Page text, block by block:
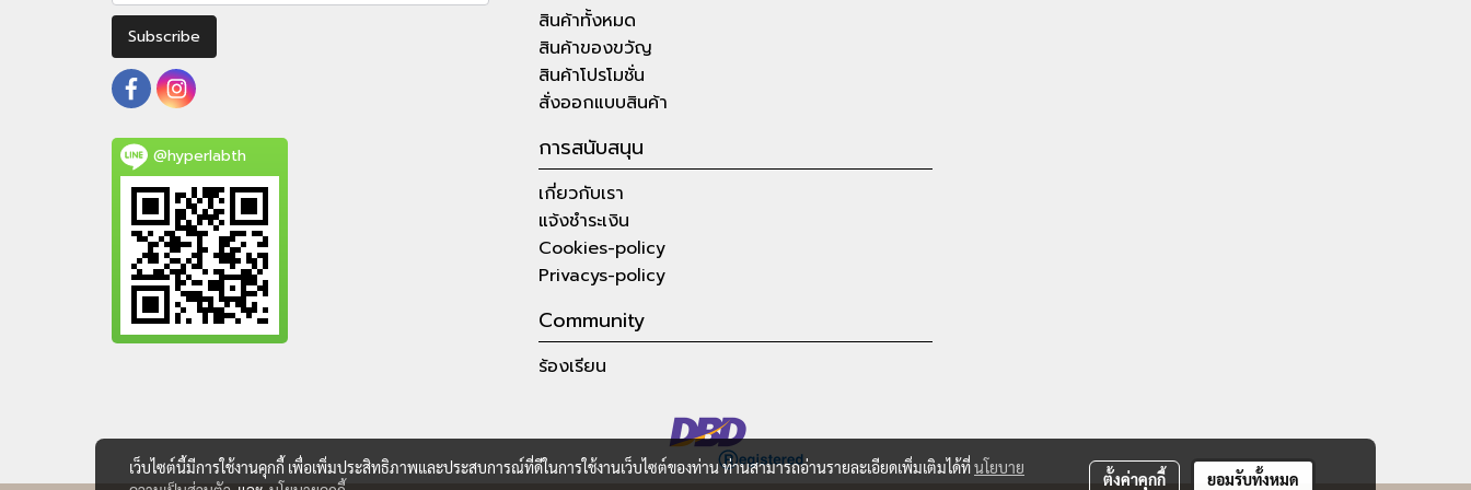
Subscribe
@hyperlabth
สินค้าทั้งหมด
สินค้าของขวัญ
สินค้าโปรโมชั่น
สั่งออกแบบสินค้า
การสนับสนุน
เกี่ยวกับเรา
แจ้งชำระเงิน
Cookies-policy
Privacys-policy
Community
ร้องเรียน
เว็บไซต์นี้มีการใช้งานคุกกี้ เพื่อเพิ่มประสิทธิภาพและประสบการณ์ที่ดีในการใช้งานเว็บไซต์ของท่าน ท่านสามารถอ่านรายละเอียดเพิ่มเติมได้ที่นโยบาย
ตั้งค่าคุกกี้ ยอมรับทั้งหมด